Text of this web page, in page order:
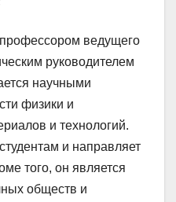
ведущего
руководителем
научными
физики и
и технологий.
и направляет
того, он является
обществ и